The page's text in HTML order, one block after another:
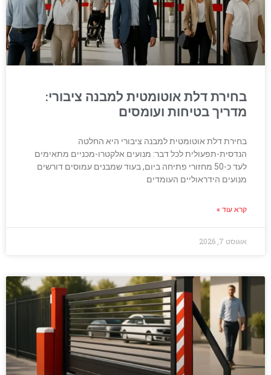
בחירת דלת אוטומטית למבנה ציבורי:
מדריך בטיחות ועומסים
בחירת דלת אוטומטית למבנה ציבורי היא החלטה
הנדסית-תפעולית לכל דבר: מנועים אלקטרו-מכניים מתאימים
לעד כ-50 מחזורי פתיחה ביום, בעוד שמבנים עמוסים דורשים
מנועים הידראוליים העומדים
קרא עוד »
אוגוסט 7, 2026